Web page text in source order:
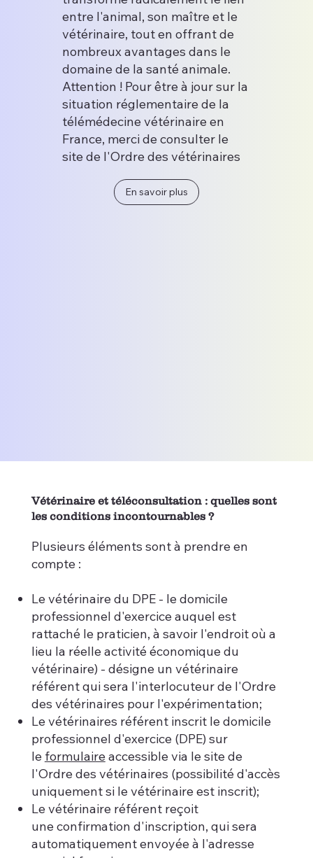
Vétérinaire et téléconsultation : quelles sont
les conditions incontournables ?
Plusieurs éléments sont à prendre en
compte :
Le vétérinaire du DPE - le domicile
professionnel d'exercice auquel est
rattaché le praticien, à savoir l'endroit où a
lieu la réelle activité économique du
vétérinaire) - désigne un vétérinaire
référent qui sera l'interlocuteur de l'Ordre
des vétérinaires pour l'expérimentation;
Le vétérinaires référent inscrit le domicile
professionnel d'exercice (DPE) sur
le formulaireaccessible via le site de
l'Ordre des vétérinaires (possibilité d'accès
uniquement si le vétérinaire est inscrit);
Le vétérinaire référent reçoit
une confirmation d'inscription, qui sera
automatiquement envoyée à l'adresse
entre l'animal, son maître et le
vétérinaire, tout en offrant de
nombreux avantages dans le
domaine de la santé animale.
Attention ! Pour être à jour sur la
situation réglementaire de la
télémédecine vétérinaire en
France, merci de consulter le
site de l'Ordre des vétérinaires
En savoir plus